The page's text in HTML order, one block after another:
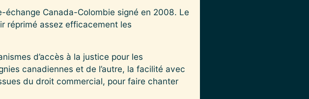
Canada-Colombie signé en 2008. Le
réprimé assez efficacement les
d’accès à la justice pour les
canadiennes et de l’autre, la facilité avec
du droit commercial, pour faire chanter